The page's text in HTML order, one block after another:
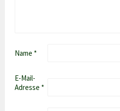
Name *
E-Mail-
Adresse *